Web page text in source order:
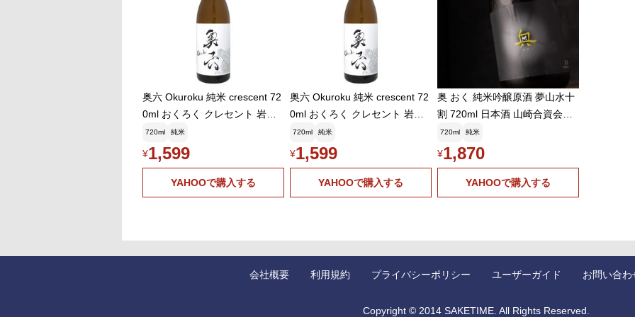
2026年4月30日 07:52:24
500おめでとう御座います㊗️はじけて噴きこぼれるなんて、まさにシャンパンフ
2026年4月30日 21:55:33
蔵之介さま、🐜ガ10ござい〼😌 書いてる途中で500に気が付きたまたまスパー
クにごりになっちゃいました🤭
ひさのこ 2026年4月30日 21:58:21
まささま、🐜ガ10ござい〼😌こぼれたのは勿体なかったですが、シリーズで飲
んでみたいくらい美味しかったです😋
しんさま、🐜ガ10ござい〼😌 ですよね🤭 開栓したかいがありました😊
奥六 Okuroku 純米 crescent 72
0ml おくろく クレセント 岩手
銘醸 お中元ギフト
720ml 純米
¥1,599
YAHOOで購入する
奥六 Okuroku 純米 crescent 72
0ml おくろく クレセント 岩手
銘醸 お中元ギフト
720ml 純米
¥1,599
YAHOOで購入する
奥 おく 純米吟醸原酒 夢山水十
割 720ml 日本酒 山崎合資会社
愛知県半田市 地酒 通販
720ml 純米
¥1,870
YAHOOで購入する
会社概要 利用規約 プライバシーポリシー ユーザーガイド お問い合わ
Copyright © 2014 SAKETIME. All Rights Reserved.